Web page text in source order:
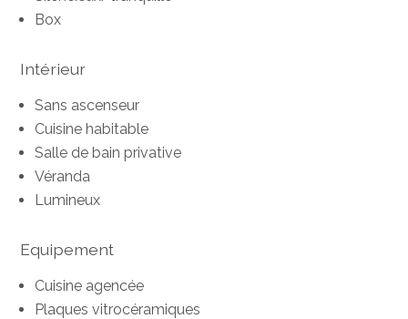
Box
Intérieur
Sans ascenseur
Cuisine habitable
Salle de bain privative
Véranda
Lumineux
Equipement
Cuisine agencée
Plaques vitrocéramiques